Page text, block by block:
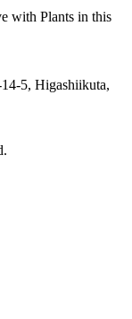
with Plants in this
14-5, Higashiikuta,